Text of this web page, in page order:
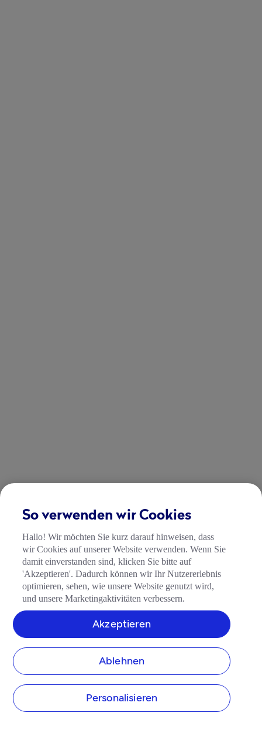
So verwenden wir Cookies
Hallo! Wir möchten Sie kurz darauf hinweisen, dass
wir Cookies auf unserer Website verwenden. Wenn Sie
damit einverstanden sind, klicken Sie bitte auf
'Akzeptieren'. Dadurch können wir Ihr Nutzererlebnis
optimieren, sehen, wie unsere Website genutzt wird,
und unsere Marketingaktivitäten verbessern.
Personalisieren
Ablehnen
Akzeptieren